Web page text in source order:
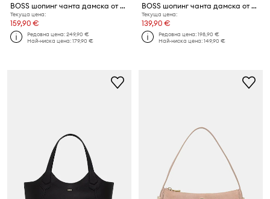
BOSS шопинг чанта дамска от имитация на кожа SALLEY TOTE
Текуща цена:
159,90 €
Редовна цена:249,90 €
Най-ниска цена:179,90 €
BOSS шопинг чанта дамска от кожа NUMAH Chapelier Tote
Текуща цена:
139,90 €
Редовна цена:198,90 €
Най-ниска цена:149,90 €